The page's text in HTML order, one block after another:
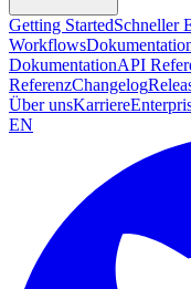
Getting StartedSchneller
Workflows
DokumentationAPI
ReferenzChangelog
Über unsKarriere
EN